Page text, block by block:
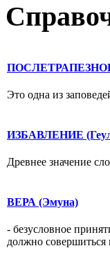
Это одна из
ИЗБАВЛЕНИЕ
Древнее значение
ВЕРА (Эмуна)
- безусловное
должно совершиться